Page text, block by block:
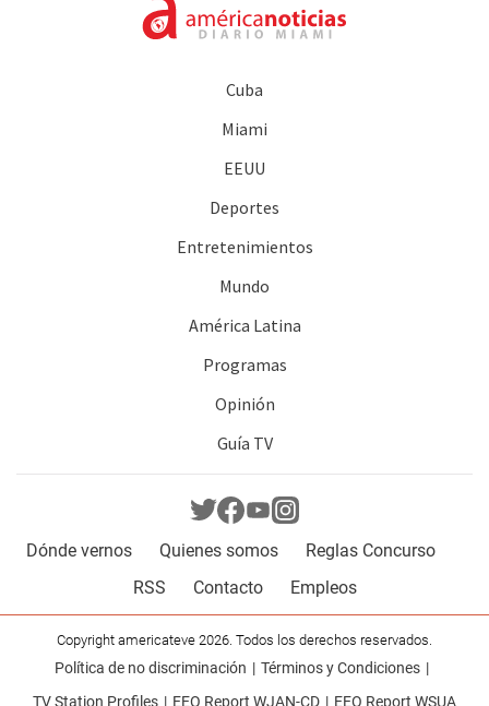
Cuba
Miami
EEUU
Deportes
Entretenimientos
Mundo
América Latina
Programas
Opinión
Guía TV
Dónde vernos Quienes somos
Reglas Concurso
RSS
Contacto Empleos
Copyright americateve 2026. Todos los derechos reservados.
Política de no discriminación
Términos y Condiciones
TV Station Profiles
EEO Report WJAN-CD EEO Report WSUA